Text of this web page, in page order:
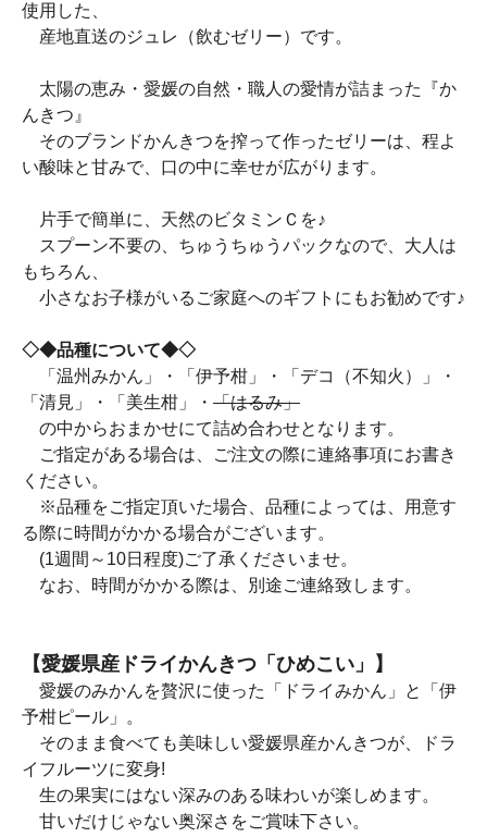
使用した、
産地直送のジュレ（飲むゼリー）です。
太陽の恵み・愛媛の自然・職人の愛情が詰まった『か
んきつ』
そのブランドかんきつを搾って作ったゼリーは、程よ
い酸味と甘みで、口の中に幸せが広がります。
片手で簡単に、天然のビタミンＣを♪
スプーン不要の、ちゅうちゅうパックなので、大人は
もちろん、
小さなお子様がいるご家庭へのギフトにもお勧めです♪
◇◆品種について◆◇
「温州みかん」・「伊予柑」・「デコ（不知火）」・
「清見」・「美生柑」・ 「はるみ」
の中からおまかせにて詰め合わせとなります。
ご指定がある場合は、ご注文の際に連絡事項にお書き
ください。
※品種をご指定頂いた場合、品種によっては、用意す
る際に時間がかかる場合がございます。
(1週間～10日程度)ご了承くださいませ。
なお、時間がかかる際は、別途ご連絡致します。
【愛媛県産ドライかんきつ「ひめこい」】
愛媛のみかんを贅沢に使った「ドライみかん」と「伊
予柑ピール」。
そのまま食べても美味しい愛媛県産かんきつが、ドラ
イフルーツに変身!
生の果実にはない深みのある味わいが楽しめます。
甘いだけじゃない奥深さをご賞味下さい。